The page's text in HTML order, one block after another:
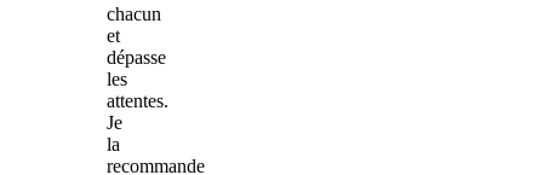
chacun
et
dépasse
les
attentes.
Je
la
recommande